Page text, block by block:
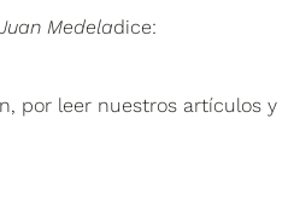
Medeladice:
por leer nuestros artículos y